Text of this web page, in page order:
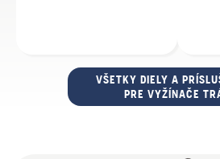
VŠETKY DIELY A
PRE VYŽÍNAČE